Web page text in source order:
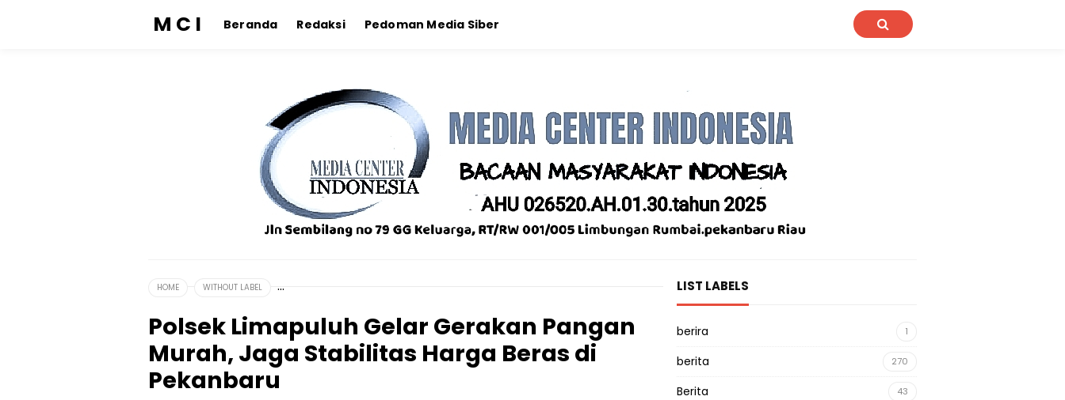
M C I Beranda Redaksi Pedoman Media Siber
HOME WITHOUT LABEL
Polsek Limapuluh Gelar Gerakan Pangan
Murah, Jaga Stabilitas Harga Beras di
Pekanbaru
LIST LABELS
berira 1
berita 270
Berita 43